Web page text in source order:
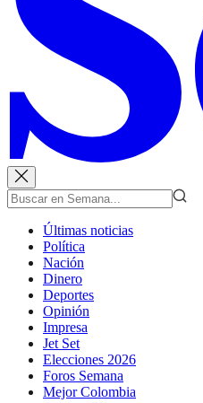
Últimas noticias
Política
Nación
Dinero
Deportes
Opinión
Impresa
Jet Set
Elecciones 2026
Foros Semana
Mejor Colombia